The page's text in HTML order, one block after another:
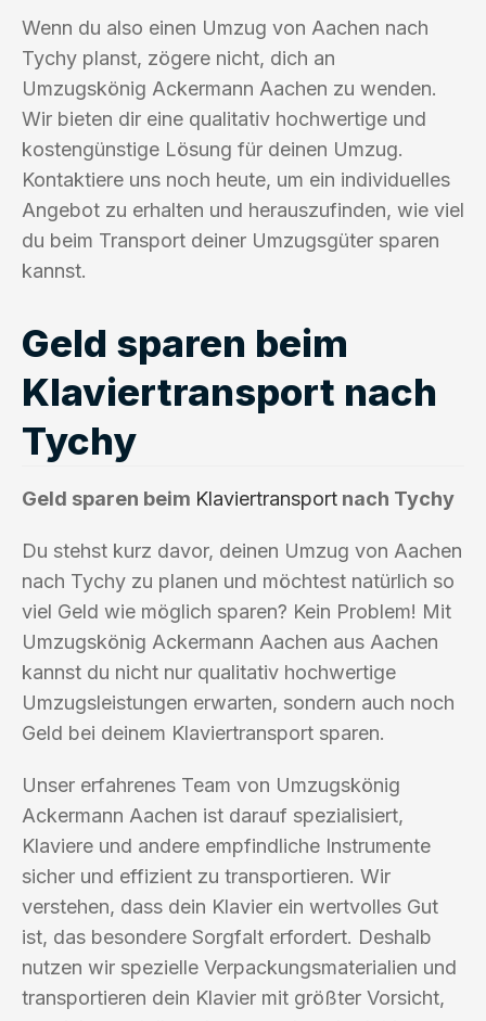
Wenn du also einen Umzug von Aachen nach
Tychy planst, zögere nicht, dich an
Umzugskönig Ackermann Aachen zu wenden.
Wir bieten dir eine qualitativ hochwertige und
kostengünstige Lösung für deinen Umzug.
Kontaktiere uns noch heute, um ein individuelles
Angebot zu erhalten und herauszufinden, wie viel
du beim Transport deiner Umzugsgüter sparen
kannst.
Geld sparen beim
Klaviertransport nach
Tychy
Geld sparen beim Klaviertransport nach Tychy
Du stehst kurz davor, deinen Umzug von Aachen
nach Tychy zu planen und möchtest natürlich so
viel Geld wie möglich sparen? Kein Problem! Mit
Umzugskönig Ackermann Aachen aus Aachen
kannst du nicht nur qualitativ hochwertige
Umzugsleistungen erwarten, sondern auch noch
Geld bei deinem Klaviertransport sparen.
Unser erfahrenes Team von Umzugskönig
Ackermann Aachen ist darauf spezialisiert,
Klaviere und andere empfindliche Instrumente
sicher und effizient zu transportieren. Wir
verstehen, dass dein Klavier ein wertvolles Gut
ist, das besondere Sorgfalt erfordert. Deshalb
nutzen wir spezielle Verpackungsmaterialien und
transportieren dein Klavier mit größter Vorsicht,